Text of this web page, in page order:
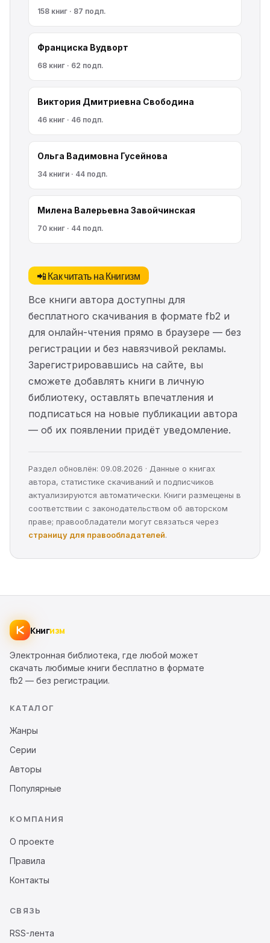
158 книг · 87 подп.
Франциска Вудворт
68 книг · 62 подп.
Виктория Дмитриевна Свободина
46 книг · 46 подп.
Ольга Вадимовна Гусейнова
34 книги · 44 подп.
Милена Валерьевна Завойчинская
70 книг · 44 подп.
📲 Как читать на Книгизм
Все книги автора доступны для
бесплатного скачивания в формате fb2 и
для онлайн-чтения прямо в браузере — без
регистрации и без навязчивой рекламы.
Зарегистрировавшись на сайте, вы
сможете добавлять книги в личную
библиотеку, оставлять впечатления и
подписаться на новые публикации автора
— об их появлении придёт уведомление.
Раздел обновлён: 09.08.2026 · Данные о книгах
автора, статистике скачиваний и подписчиков
актуализируются автоматически. Книги размещены в
соответствии с законодательством об авторском
праве; правообладатели могут связаться через
страницу для правообладателей.
Книгизм
Электронная библиотека, где любой может
скачать любимые книги бесплатно в формате
fb2 — без регистрации.
КАТАЛОГ
Жанры
Серии
Авторы
Популярные
КОМПАНИЯ
О проекте
Правила
Контакты
СВЯЗЬ
RSS-лента